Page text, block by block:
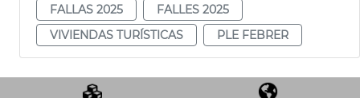
FALLAS 2025
FALLES 2025
VIVIENDAS TURÍSTICAS
PLE FEBRER